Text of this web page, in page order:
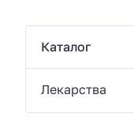
Каталог
Лекарства